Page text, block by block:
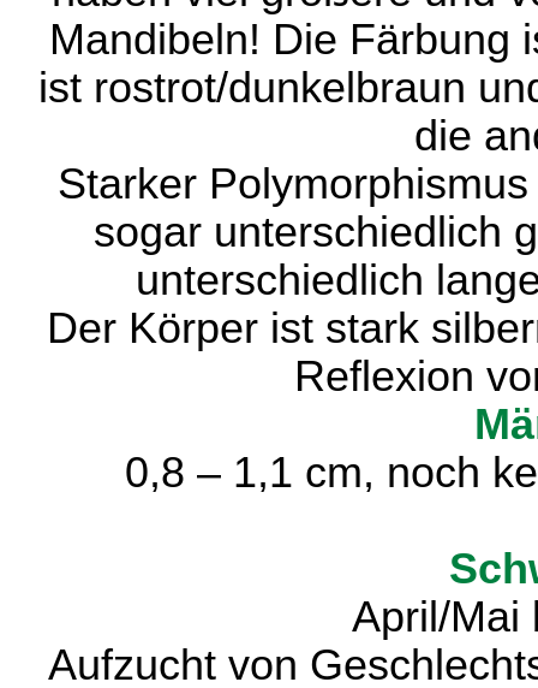
Mandibeln! Die Färbung
ist rostrot/dunkelbraun
die
Starker
sogar unterschiedlich
unterschiedlich
Der Körper ist stark
Reflexion
0,8 – 1,1 cm, noch
April/Mai
Aufzucht von